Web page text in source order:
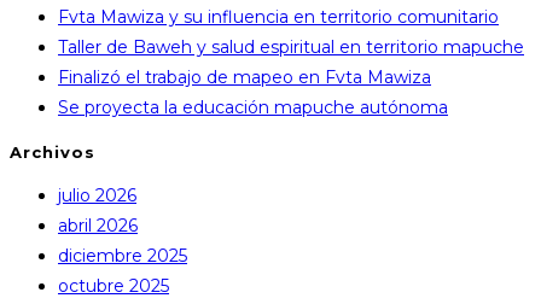
Fvta Mawiza y su influencia en territorio comunitario
Taller de Baweh y salud espiritual en territorio mapuche
Finalizó el trabajo de mapeo en Fvta Mawiza
Se proyecta la educación mapuche autónoma
Archivos
julio 2026
abril 2026
diciembre 2025
octubre 2025